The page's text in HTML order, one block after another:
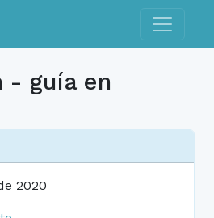
Toggle
- guía en
2020